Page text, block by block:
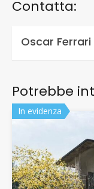
Contatta:
Oscar
Potrebbe
In evidenza